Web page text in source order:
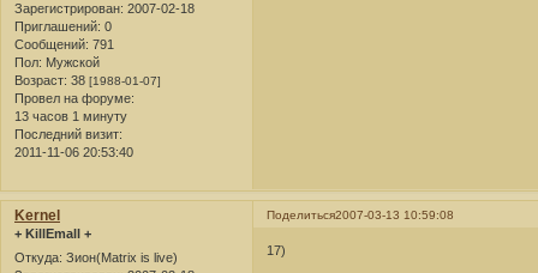
Зарегистрирован: 2007-02-18
Приглашений: 0
Сообщений: 791
Пол: Мужской
Возраст: 38 [1988-01-07]
Провел на форуме:
13 часов 1 минуту
Последний визит:
2011-11-06 20:53:40
Поделиться2007-03-13 10:59:08
Kernel
+ KillEmall +
Откуда: Зион(Matrix is live)
17)